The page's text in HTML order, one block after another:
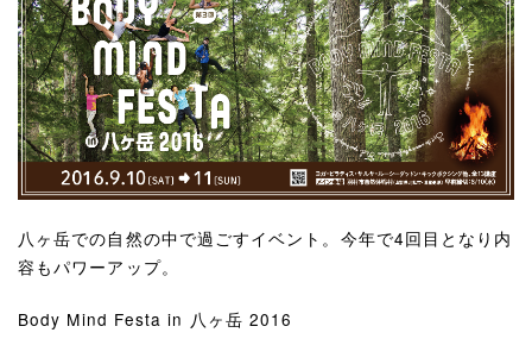
八ヶ岳での自然の中で過ごすイベント。今年で4回目となり内
容もパワーアップ。
Body Mind Festa in 八ヶ岳 2016